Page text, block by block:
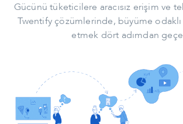
Gücünü tüketicilere aracısız erişim ve
Twentify çözümlerinde, büyüme
etmek dört adımdan